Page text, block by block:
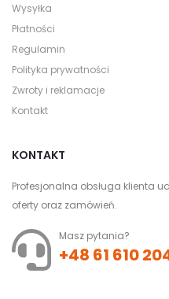
Wysyłka
Płatności
Regulamin
Polityka prywatności
Zwroty i reklamacje
Kontakt
KONTAKT
Profesjonalna obsługa klienta
oferty oraz zamówień.
Masz pytania?
+48 61 610